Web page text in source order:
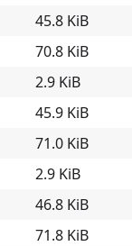
45.8 KiB
70.8 KiB
2.9 KiB
45.9 KiB
71.0 KiB
2.9 KiB
46.8 KiB
71.8 KiB